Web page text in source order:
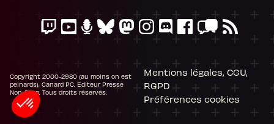
Copyright 2000-2980 (au moins on est
peinards), Canard PC. Editeur Presse
Non-Stop. Tous droits réservés.
Mentions légales, CGU,
RGPD
Préférences cookies